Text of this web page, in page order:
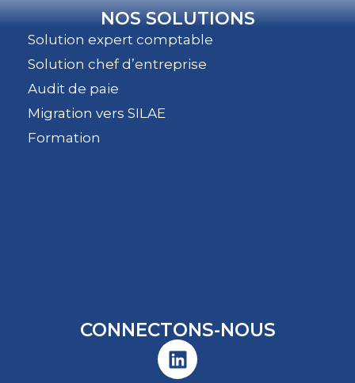
NOS SOLUTIONS
Solution expert comptable
Solution chef d’entreprise
Audit de paie
Migration vers SILAE
Formation
CONNECTONS-NOUS